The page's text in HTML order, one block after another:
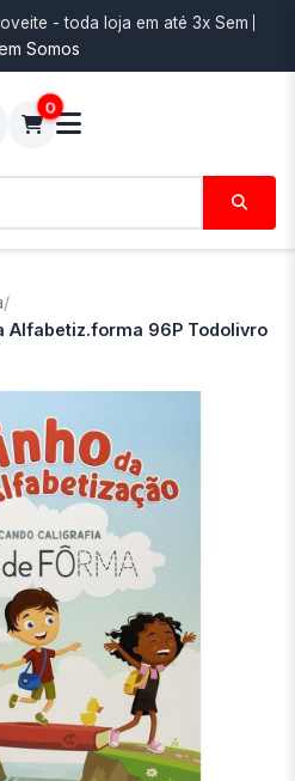
- toda loja em até 3x Sem
Somos
0
/
Alfabetiz.forma 96P Todolivro